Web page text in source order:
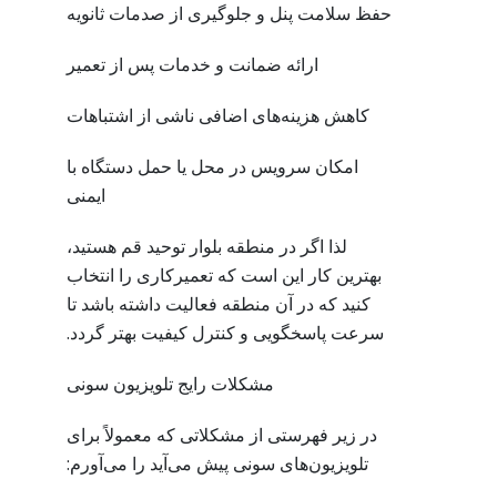
حفظ سلامت پنل و جلوگیری از صدمات ثانویه
ارائه ضمانت و خدمات پس از تعمیر
کاهش هزینه‌های اضافی ناشی از اشتباهات
امکان سرویس در محل یا حمل دستگاه با
ایمنی
لذا اگر در منطقه بلوار توحید قم هستید،
بهترین کار این است که تعمیرکاری را انتخاب
کنید که در آن منطقه فعالیت داشته باشد تا
سرعت پاسخگویی و کنترل کیفیت بهتر گردد.
مشکلات رایج تلویزیون سونی
در زیر فهرستی از مشکلاتی که معمولاً برای
تلویزیون‌های سونی پیش می‌آید را می‌آورم: